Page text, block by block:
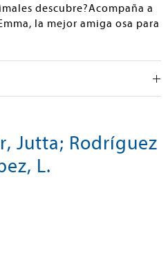
descubre?Acompaña a
la mejor amiga osa para
Jutta; Rodríguez
L.